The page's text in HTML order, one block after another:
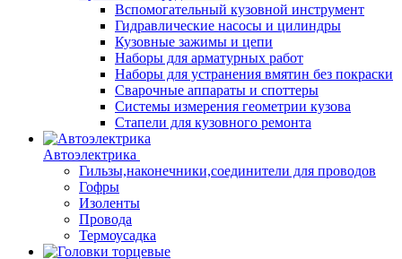
Вспомогательный кузовной инструмент
Гидравлические насосы и цилиндры
Кузовные зажимы и цепи
Наборы для арматурных работ
Наборы для устранения вмятин без покраски
Сварочные аппараты и споттеры
Системы измерения геометрии кузова
Стапели для кузовного ремонта
Автоэлектрика
Гильзы,наконечники,соединители для проводов
Гофры
Изоленты
Провода
Термоусадка